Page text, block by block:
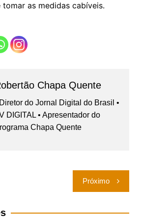
as medidas cabíveis.
Chapa Quente
do Jornal Digital do Brasil •
DIGITAL • Apresentador do
Chapa Quente
Próximo